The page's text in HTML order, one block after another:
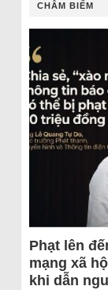
CHÂM BIẾM
Phạt lên
mạng xã
khi dẫn